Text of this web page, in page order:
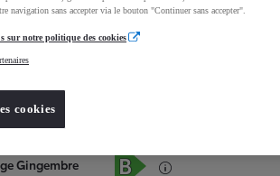
Services Concession
Occasions
Gingembre
navigation sans accepter via le bouton "Continuer sans accepter".
sur notre politique des cookies
cookies